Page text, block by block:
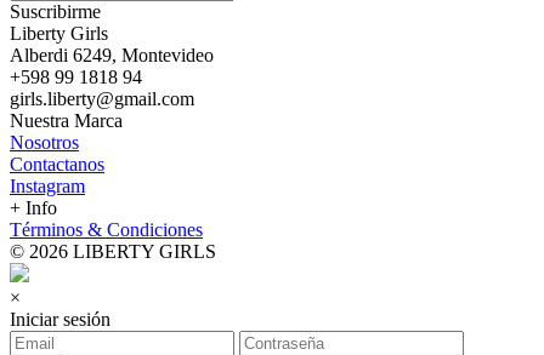
Suscribirme
Liberty Girls
Alberdi 6249, Montevideo
+598 99 1818 94
girls.liberty@gmail.com
Nuestra Marca
Nosotros
Contactanos
Instagram
+ Info
Términos & Condiciones
© 2026 LIBERTY GIRLS
×
Iniciar sesión